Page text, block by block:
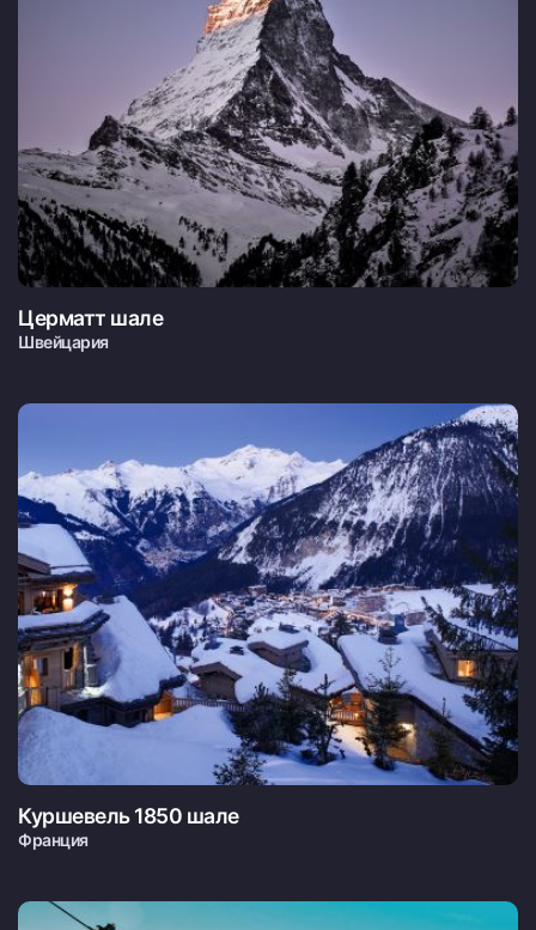
Церматт шале
Швейцария
Куршевель 1850 шале
Франция